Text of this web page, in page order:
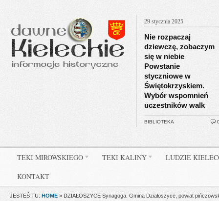
29 stycznia 2025
Nie rozpaczaj
dziewczę, zobaczym
się w niebie
Powstanie
styczniowe w
Świętokrzyskiem.
Wybór wspomnień
uczestników walk
BIBLIOTEKA
TEKI MIROWSKIEGO TEKI KALINY LUDZIE
KONTAKT
JESTEŚ TU: HOME » DZIAŁOSZYCE Synagoga. Gmina Działoszyce, powiat